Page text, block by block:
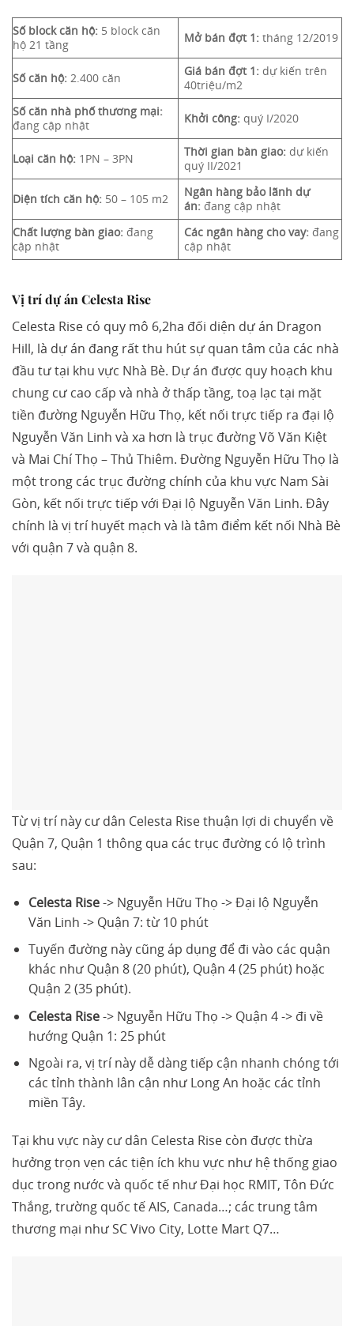
Số block căn hộ: 5 block căn
hộ 21 tầng
Mở bán đợt 1: tháng 12/2019
Số căn hộ: 2.400 căn Giá bán đợt 1: dự kiến trên
40triệu/m2
Số căn nhà phố thương mại:
đang cập nhật
Khởi công:quý I/2020
Loại căn hộ: 1PN – 3PN Thời gian bàn giao: dự kiến
quý II/2021
Diện tích căn hộ: 50 – 105 m2
Ngân hàng bảo lãnh dự
án: đang cập nhật
Chất lượng bàn giao: đang
cập nhật
Các ngân hàng cho vay:đang
cập nhật
Vị trí dự án Celesta Rise
Celesta Rise có quy mô 6,2ha đối diện dự án Dragon
Hill, là dự án đang rất thu hút sự quan tâm của các nhà
đầu tư tại khu vực Nhà Bè. Dự án được quy hoạch khu
chung cư cao cấp và nhà ở thấp tầng, toạ lạc tại mặt
tiền đường Nguyễn Hữu Thọ, kết nối trực tiếp ra đại lộ
Nguyễn Văn Linh và xa hơn là trục đường Võ Văn Kiệt
và Mai Chí Thọ – Thủ Thiêm. Đường Nguyễn Hữu Thọ là
một trong các trục đường chính của khu vực Nam Sài
Gòn, kết nối trực tiếp với Đại lộ Nguyễn Văn Linh. Đây
chính là vị trí huyết mạch và là tâm điểm kết nối Nhà Bè
với quận 7 và quận 8.
Từ vị trí này cư dân Celesta Rise thuận lợi di chuyển về
Quận 7, Quận 1 thông qua các trục đường có lộ trình
sau:
Celesta Rise-> Nguyễn Hữu Thọ -> Đại lộ Nguyễn
Văn Linh -> Quận 7: từ 10 phút
Tuyến đường này cũng áp dụng để đi vào các quận
khác như Quận 8 (20 phút), Quận 4 (25 phút) hoặc
Quận 2 (35 phút).
Celesta Rise-> Nguyễn Hữu Thọ -> Quận 4 -> đi về
hướng Quận 1: 25 phút
Ngoài ra, vị trí này dễ dàng tiếp cận nhanh chóng tới
các tỉnh thành lân cận như Long An hoặc các tỉnh
miền Tây.
Tại khu vực này cư dân Celesta Rise còn được thừa
hưởng trọn vẹn các tiện ích khu vực như hệ thống giao
dục trong nước và quốc tế như Đại học RMIT, Tôn Đức
Thắng, trường quốc tế AIS, Canada…; các trung tâm
thương mại như SC Vivo City, Lotte Mart Q7…